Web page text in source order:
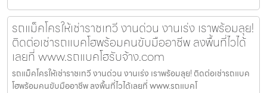
รถแม็คโครให้เช่าราชเทวี งานด่วน งานเร่ง เราพร้อมลุย!
ติดต่อเช่ารถแบคโฮพร้อมคนขับมืออาชีพ ลงพื้นที่ไวได้
เลยที่ www.รถแบคโฮรับจ้าง.com
รถแม็คโครให้เช่าราชเทวี งานด่วน งานเร่ง เราพร้อมลุย! ติดต่อเช่ารถแบค
โฮพร้อมคนขับมืออาชีพ ลงพื้นที่ไวได้เลยที่ www.รถแบคโ